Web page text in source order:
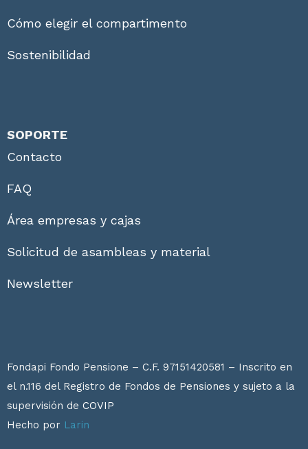
Cómo elegir el compartimento
Sostenibilidad
SOPORTE
Contacto
FAQ
Área empresas y cajas
Solicitud de asambleas y material
Newsletter
Fondapi Fondo Pensione – C.F. 97151420581 – Inscrito en
el n.116 del Registro de Fondos de Pensiones y sujeto a la
supervisión de COVIP
Hecho por Larin